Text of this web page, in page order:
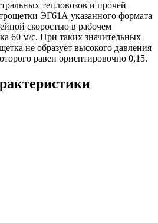
тепловозов и прочей
ЭГ61А указанного формата
скоростью в рабочем
60 м/с. При таких значительных
не образует высокого давления
равен ориентировочно 0,15.